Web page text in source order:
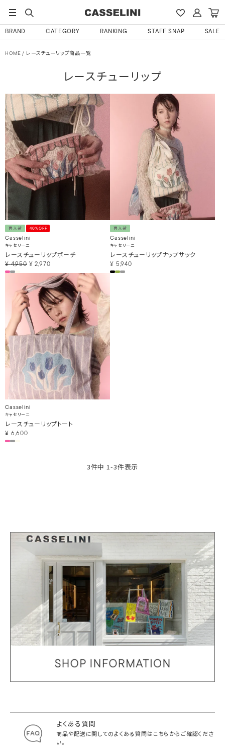
BRAND CATEGORY RANKING STAFF SNAP SALE
HOME レースチューリップ商品一覧
レースチューリップ
再入荷 40%OFF
Casselini
キャセリーニ
レースチューリップポーチ
¥ 4,950 ¥ 2,970
再入荷
Casselini
キャセリーニ
レースチューリップナップサック
¥ 5,940
Casselini
キャセリーニ
レースチューリップトート
¥ 6,600
3件中 1 -3件表示
よくある質問
商品や配送に関してのよくある質問はこちらからご確認くださ
い。